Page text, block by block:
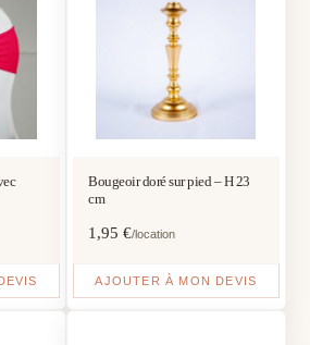
Bougeoir doré sur pied – H 23
cm
1,95 €/location
AJOUTER À MON DEVIS